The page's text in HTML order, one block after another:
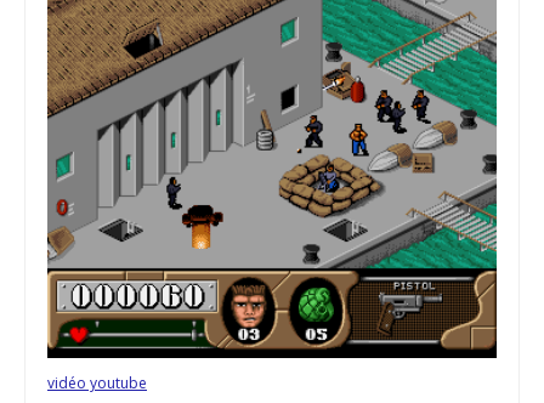
vidéo youtube